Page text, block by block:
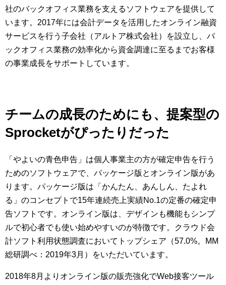
社のバックオフィス業務を支えるソフトウェアを提供して
います。2017年には会計データを活用したオンライン融資
サービスを行う子会社（アルトア株式会社）を設立し、バ
ックオフィス業務の効率化から資金調達に至るまでお客様
の事業成長をサポートしています。
チームの成長のためにも、提案型の
Sprocketがぴったりだった
「やよいの青色申告」は個人事業主の方が確定申告を行う
ためのソフトウェアで、パッケージ版とオンライン版があ
ります。パッケージ版は「かんたん、あんしん、たよれ
る」のコンセプトで15年連続売上実績No.1の定番の確定申
告ソフトです。オンライン版は、デザインも機能もシンプ
ルで初心者でも使い始めやすいのが特徴です。クラウド会
計ソフト利用状態調査においてトップシェア（57.0%。MM
総研調べ：2019年3月）をいただいています。
2018年8月よりオンライン版の販売強化でWeb接客ツール